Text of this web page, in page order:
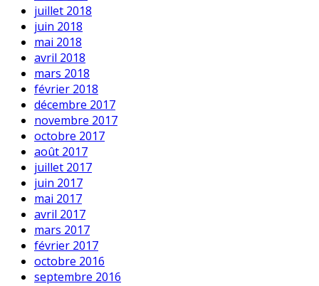
juillet 2018
juin 2018
mai 2018
avril 2018
mars 2018
février 2018
décembre 2017
novembre 2017
octobre 2017
août 2017
juillet 2017
juin 2017
mai 2017
avril 2017
mars 2017
février 2017
octobre 2016
septembre 2016